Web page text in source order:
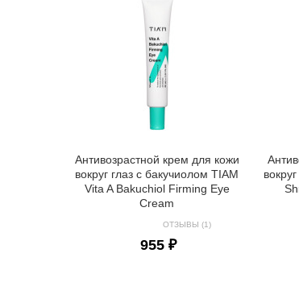
Антивозрастной крем для кожи
вокруг глаз с бакучиолом TIAM
Vita A Bakuchiol Firming Eye
Cream
ОТЗЫВЫ (1)
955 ₽